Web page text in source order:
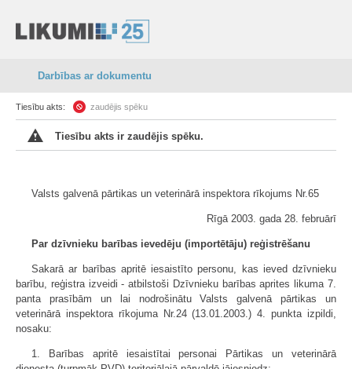
Darbības ar dokumentu
Tiesību akts: zaudējis spēku
Tiesību akts ir zaudējis spēku.
Valsts galvenā pārtikas un veterinārā inspektora rīkojums Nr.65
Rīgā 2003. gada 28. februārī
Par dzīvnieku barības ievedēju (importētāju) reģistrēšanu
Sakarā ar barības apritē iesaistīto personu, kas ieved dzīvnieku
barību, reģistra izveidi - atbilstoši Dzīvnieku barības aprites likuma 7.
panta prasībām un lai nodrošinātu Valsts galvenā pārtikas un
veterinārā inspektora rīkojuma Nr.24 (13.01.2003.) 4. punkta izpildi,
nosaku:
1. Barības apritē iesaistītai personai Pārtikas un veterinārā